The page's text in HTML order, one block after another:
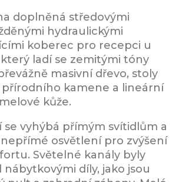
doplněná středovými
hydraulickými
koberec pro recepci u
ladí se zemitými tóny
masivní dřevo, stoly
přírodního kamene a lineární
kůže.
se vyhýbá přímým svítidlům a
osvětlení pro zvýšení
Světelné kanály byly
díly, jako jsou